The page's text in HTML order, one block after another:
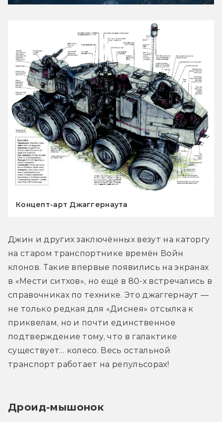
Концепт-арт Джаггернаута
Джин и других заключённых везут на каторгу
на старом транспортнике времён Войн
клонов. Такие впервые появились на экранах
в «Мести ситхов», но ещё в 80-х встречались в
справочниках по технике. Это джаггернаут —
не только редкая для «Диснея» отсылка к
приквелам, но и почти единственное
подтверждение тому, что в галактике
существует… колесо. Весь остальной
транспорт работает на репульсорах!
Дроид-мышонок